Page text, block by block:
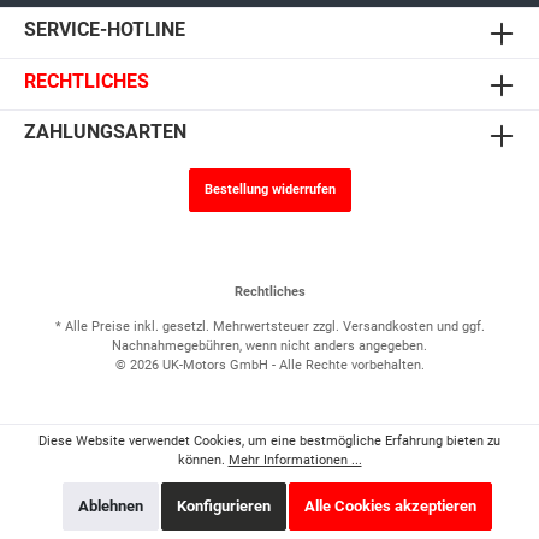
SERVICE-HOTLINE
RECHTLICHES
ZAHLUNGSARTEN
Bestellung widerrufen
Rechtliches
* Alle Preise inkl. gesetzl. Mehrwertsteuer zzgl. Versandkostenund ggf.
Nachnahmegebühren, wenn nicht anders angegeben.
© 2026 UK-Motors GmbH - Alle Rechte vorbehalten.
Diese Website verwendet Cookies, um eine bestmögliche Erfahrung bieten zu
können. Mehr Informationen ...
Ablehnen Konfigurieren Alle Cookies akzeptieren